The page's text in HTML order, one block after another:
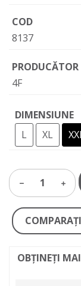
COD
8137
PRODUCĂTOR
4F
DIMENSIUNE
L
XL
1
OBȚINEȚI